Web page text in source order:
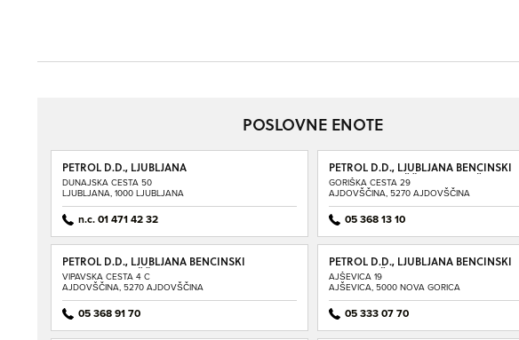
POSLOVNE ENOTE
PETROL D.D., LJUBLJANA
DUNAJSKA CESTA 50
LJUBLJANA, 1000 LJUBLJANA
n.c. 01 471 42 32
PETROL D.D., LJUBLJANA BENCINSKI
SERVIS AJDOVŠČINA - GORIŠKA
GORIŠKA CESTA 29
AJDOVŠČINA, 5270 AJDOVŠČINA
05 368 13 10
PETROL D.D., LJUBLJANA BENCINSKI
SERVIS AJDOVŠČINA - VIPAVSKA
VIPAVSKA CESTA 4 C
AJDOVŠČINA, 5270 AJDOVŠČINA
05 368 91 70
PETROL D.D., LJUBLJANA BENCINSKI
SERVIS AJŠEVICA
AJŠEVICA 19
AJŠEVICA, 5000 NOVA GORICA
05 333 07 70